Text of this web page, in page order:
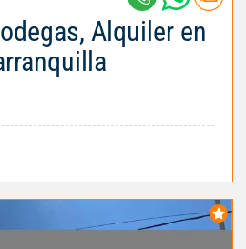
Alquiler en